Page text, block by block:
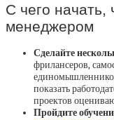
С чего начать,
менеджером
Сделайте
фрилансеров,
показать
проектов
Пройдите